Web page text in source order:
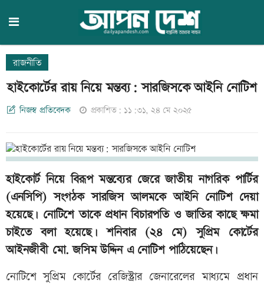
রাজনীতি
হাইকোর্টের রায় নিয়ে মন্তব্য: সারজিসকে আইনি নোটিশ
নিজস্ব প্রতিবেদক প্রকাশিত: ১১:৩১, ২৪ মে ২০২৫
হাইকোর্ট নিয়ে বিরূপ মন্তব্যের জেরে জাতীয় নাগরিক পার্টির
(এনসিপি) সংগঠক সারজিস আলমকে আইনি নোটিশ দেয়া
হয়েছে। নোটিশে তাকে প্রধান বিচারপতি ও জাতির কাছে ক্ষমা
চাইতে বলা হয়েছে। শনিবার (২৪ মে) সুপ্রিম কোর্টের
আইনজীবী মো. জসিম উদ্দিন এ নোটিশ পাঠিয়েছেন।
নোটিশে সুপ্রিম কোর্টের রেজিস্ট্রার জেনারেলের মাধ্যমে প্রধান